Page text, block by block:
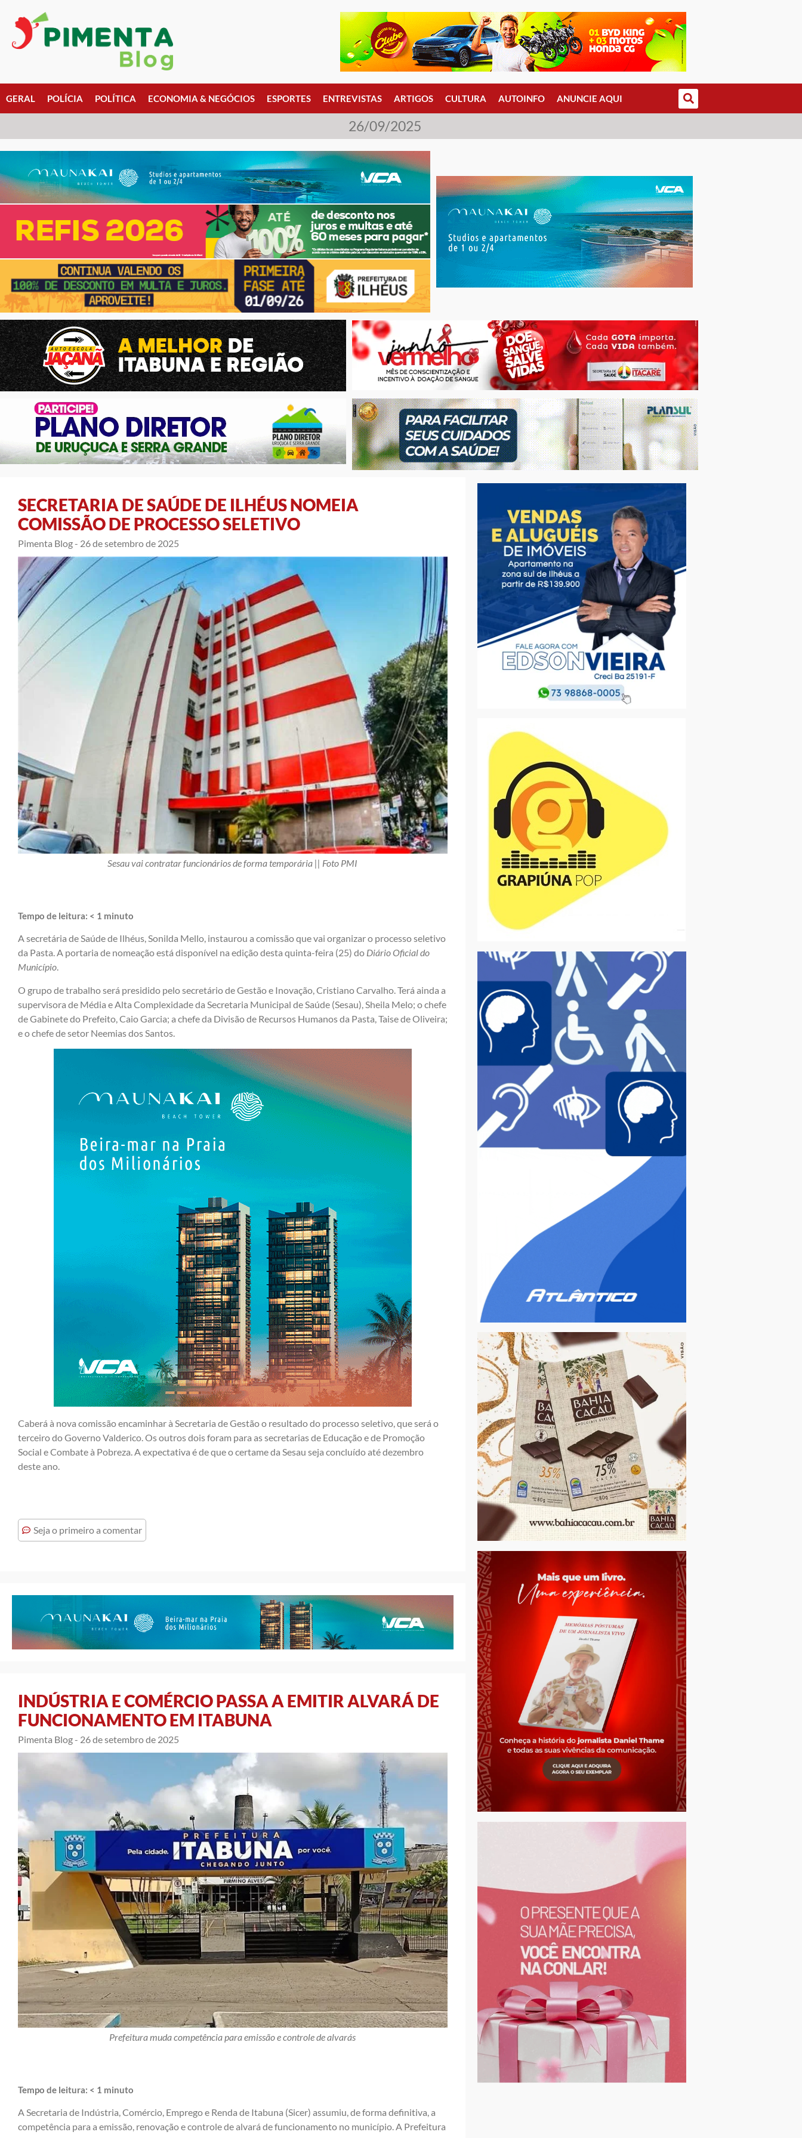
GERAL POLÍCIA POLÍTICA ECONOMIA & NEGÓCIOS ESPORTES ENTREVISTAS ARTIGOS CULTURA AUTOINFO ANUNCIE AQUI
26/09/2025
SECRETARIA DE SAÚDE DE ILHÉUS NOMEIA
COMISSÃO DE PROCESSO SELETIVO
Pimenta Blog - 26 de setembro de 2025
Sesau vai contratar funcionários de forma temporária || Foto PMI
Tempo de leitura: < 1 minuto
A secretária de Saúde de Ilhéus, Sonilda Mello, instaurou a comissão que vai organizar o processo seletivo
da Pasta. A portaria de nomeação está disponível na edição desta quinta-feira (25) do Diário Oficial do
Município.
O grupo de trabalho será presidido pelo secretário de Gestão e Inovação, Cristiano Carvalho. Terá ainda a
supervisora de Média e Alta Complexidade da Secretaria Municipal de Saúde (Sesau), Sheila Melo; o chefe
de Gabinete do Prefeito, Caio Garcia; a chefe da Divisão de Recursos Humanos da Pasta, Taise de Oliveira;
e o chefe de setor Neemias dos Santos.
Caberá à nova comissão encaminhar à Secretaria de Gestão o resultado do processo seletivo, que será o
terceiro do Governo Valderico. Os outros dois foram para as secretarias de Educação e de Promoção
Social e Combate à Pobreza. A expectativa é de que o certame da Sesau seja concluído até dezembro
deste ano.
Seja o primeiro a comentar
INDÚSTRIA E COMÉRCIO PASSA A EMITIR ALVARÁ DE
FUNCIONAMENTO EM ITABUNA
Pimenta Blog - 26 de setembro de 2025
Prefeitura muda competência para emissão e controle de alvarás
Tempo de leitura: < 1 minuto
A Secretaria de Indústria, Comércio, Emprego e Renda de Itabuna (Sicer) assumiu, de forma definitiva, a
competência para a emissão, renovação e controle de alvará de funcionamento no município. A Prefeitura